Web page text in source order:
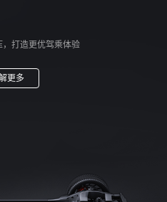
打造更优驾乘体验
更多